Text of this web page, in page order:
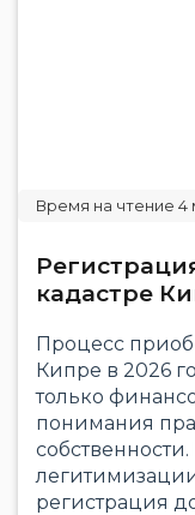
кадастре
Процесс
Кипре в 2026
только
понимания
регистрация